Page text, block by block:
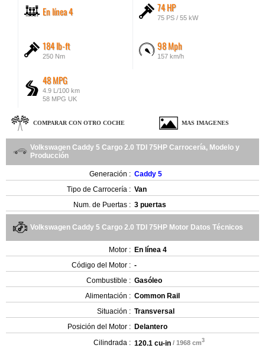
En línea 4 74 HP
75 PS / 55 kW
184 lb-ft
250 Nm
98 Mph
157 km/h
48 MPG
4.9 L/100 km
58 MPG UK
COMPARAR CON OTRO COCHE MAS IMAGENES
Volkswagen Caddy 5 Cargo 2.0 TDI 75HP Carrocería, Modelo y
Producción
Generación : Caddy 5
Tipo de Carrocería : Van
Num. de Puertas : 3 puertas
Volkswagen Caddy 5 Cargo 2.0 TDI 75HP Motor Datos Técnicos
Motor : En línea 4
Código del Motor : -
Combustible : Gasóleo
Alimentación : Common Rail
Situación : Transversal
Posición del Motor : Delantero
Cilindrada : 120.1 cu-in / 1968 cm3